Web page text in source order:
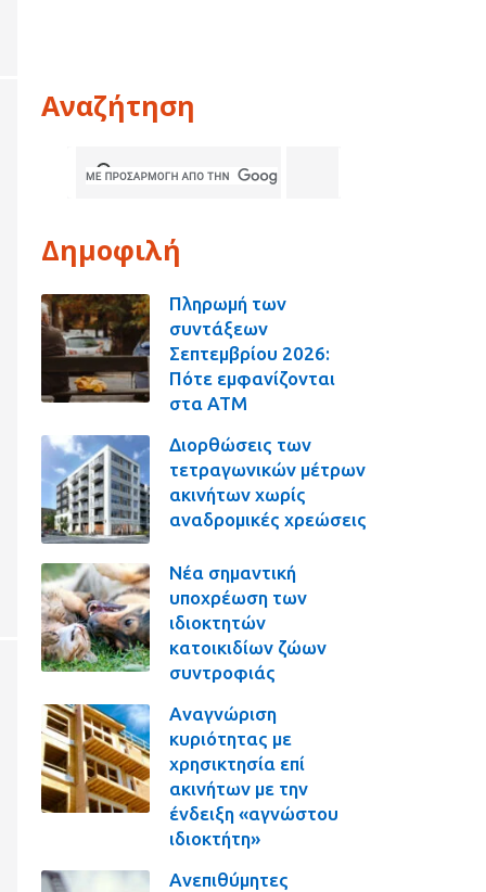
Αναζήτηση
Δημοφιλή
Πληρωμή των
συντάξεων
Σεπτεμβρίου 2026:
Πότε εμφανίζονται
στα ΑΤΜ
Διορθώσεις των
τετραγωνικών μέτρων
ακινήτων χωρίς
αναδρομικές χρεώσεις
Νέα σημαντική
υποχρέωση των
ιδιοκτητών
κατοικιδίων ζώων
συντροφιάς
Αναγνώριση
κυριότητας με
χρησικτησία επί
ακινήτων με την
ένδειξη «αγνώστου
ιδιοκτήτη»
Ανεπιθύμητες